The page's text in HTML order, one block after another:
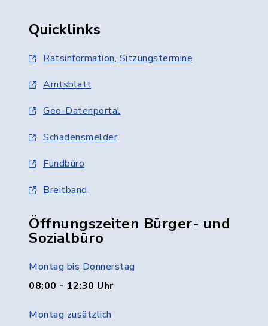
Quicklinks
Ratsinformation, Sitzungstermine
Amtsblatt
Geo-Datenportal
Schadensmelder
Fundbüro
Breitband
Öffnungszeiten Bürger- und
Sozialbüro
Montag bis Donnerstag
08:00 - 12:30 Uhr
Montag zusätzlich